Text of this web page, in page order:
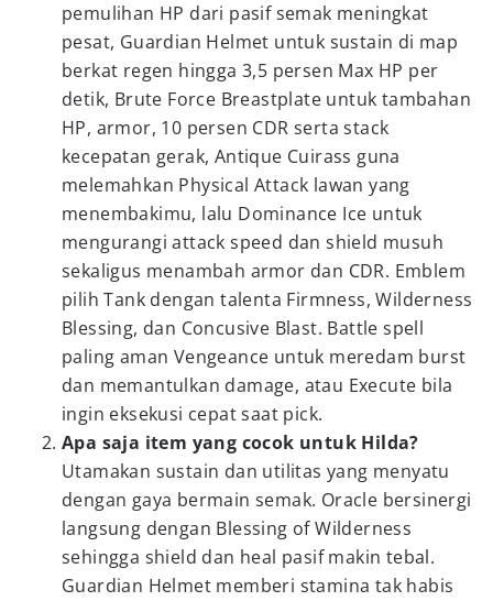
pemulihan HP dari pasif semak meningkat
pesat, Guardian Helmet untuk sustain di map
berkat regen hingga 3,5 persen Max HP per
detik, Brute Force Breastplate untuk tambahan
HP, armor, 10 persen CDR serta stack
kecepatan gerak, Antique Cuirass guna
melemahkan Physical Attack lawan yang
menembakimu, lalu Dominance Ice untuk
mengurangi attack speed dan shield musuh
sekaligus menambah armor dan CDR. Emblem
pilih Tank dengan talenta Firmness, Wilderness
Blessing, dan Concusive Blast. Battle spell
paling aman Vengeance untuk meredam burst
dan memantulkan damage, atau Execute bila
ingin eksekusi cepat saat pick.
Apa saja item yang cocok untuk Hilda?
Utamakan sustain dan utilitas yang menyatu
dengan gaya bermain semak. Oracle bersinergi
langsung dengan Blessing of Wilderness
sehingga shield dan heal pasif makin tebal.
Guardian Helmet memberi stamina tak habis